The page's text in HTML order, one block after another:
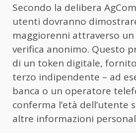
Secondo la delibera
utenti dovranno
maggiorenni attraverso
verifica anonimo. Questo
di un token digitale,
terzo indipendente – ad
banca o un operatore
conferma l’età dell’utente
altre informazioni